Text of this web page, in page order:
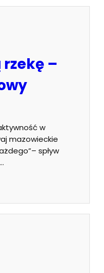
–
w
mazowieckie
spływ